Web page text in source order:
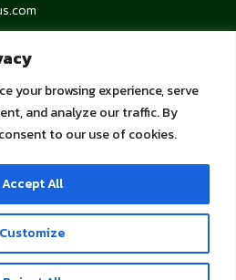
your browsing experience, serve
and analyze our traffic. By
to our use of cookies.
Customize
Accept All
Policy
and Business Partners